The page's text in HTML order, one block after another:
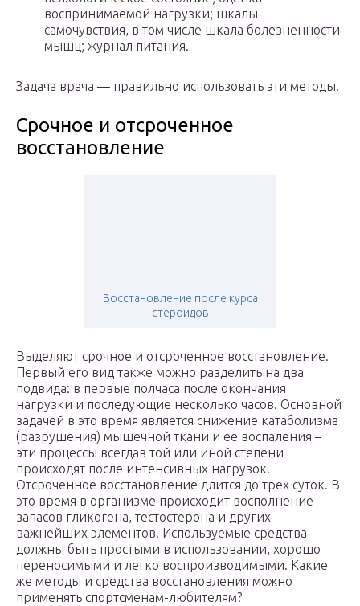
воспринимаемой нагрузки; шкалы
самочувствия, в том числе шкала болезненности
мышц; журнал питания.
Задача врача — правильно использовать эти методы.
Срочное и отсроченное
восстановление
Восстановление после курса
стероидов
Выделяют срочное и отсроченное восстановление.
Первый его вид также можно разделить на два
подвида: в первые полчаса после окончания
нагрузки и последующие несколько часов. Основной
задачей в это время является снижение катаболизма
(разрушения) мышечной ткани и ее воспаления –
эти процессы всегдав той или иной степени
происходят после интенсивных нагрузок.
Отсроченное восстановление длится до трех суток. В
это время в организме происходит восполнение
запасов гликогена, тестостерона и других
важнейших элементов. Используемые средства
должны быть простыми в использовании, хорошо
переносимыми и легко воспроизводимыми. Какие
же методы и средства восстановления можно
применять спортсменам-любителям?